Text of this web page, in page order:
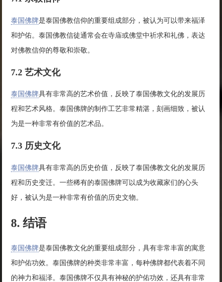
泰国佛牌是泰国佛教信仰的重要组成部分，被认为可以带来福泽
和护佑。泰国佛教信徒通常会在寺庙或佛堂中祈求和礼佛，表达
对佛教信仰的尊敬和崇敬。
7.2 艺术文化
泰国佛牌具有非常高的艺术价值，反映了泰国佛教文化的发展历
程和艺术风格。泰国佛牌的制作工艺非常精湛，刻画细致，被认
为是一种非常有价值的艺术品。
7.3 历史文化
泰国佛牌具有非常高的历史价值，反映了泰国佛教文化的发展历
程和历史变迁。一些稀有的泰国佛牌可以成为收藏家们的心头
好，被认为是一种非常有价值的历史文物。
8. 结语
泰国佛牌是泰国佛教文化的重要组成部分，具有非常丰富的寓意
和护佑功效。泰国佛牌的种类非常丰富，每种佛牌都代表着不同
的神力和福泽。泰国佛牌不仅具有神秘的护佑功效，还具有非常